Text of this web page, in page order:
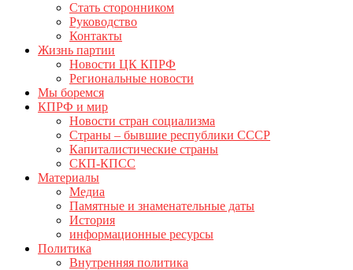
Стать сторонником
Руководство
Контакты
Жизнь партии
Новости ЦК КПРФ
Региональные новости
Мы боремся
КПРФ и мир
Новости стран социализма
Страны – бывшие республики СССР
Капиталистические страны
СКП-КПСС
Материалы
Медиа
Памятные и знаменательные даты
История
информационные ресурсы
Политика
Внутренняя политика